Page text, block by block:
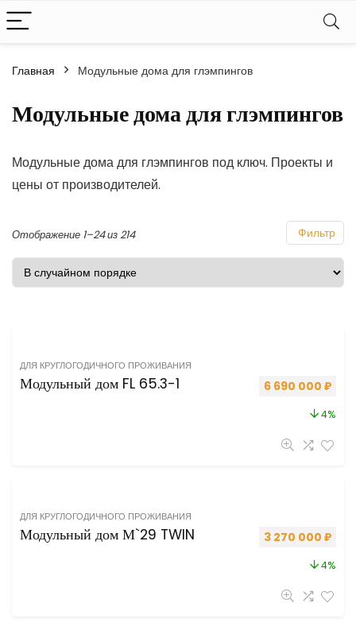
Главная Модульные дома для глэмпингов
Модульные дома для глэмпингов
Модульные дома для глэмпингов под ключ. Проекты и
цены от производителей.
Фильтр
Отображение 1–24 из 214
ДЛЯ КРУГЛОГОДИЧНОГО ПРОЖИВАНИЯ
Модульный дом FL 65.3-1 6 690 000 ₽
4%
ДЛЯ КРУГЛОГОДИЧНОГО ПРОЖИВАНИЯ
Модульный дом М`29 TWIN 3 270 000 ₽
4%